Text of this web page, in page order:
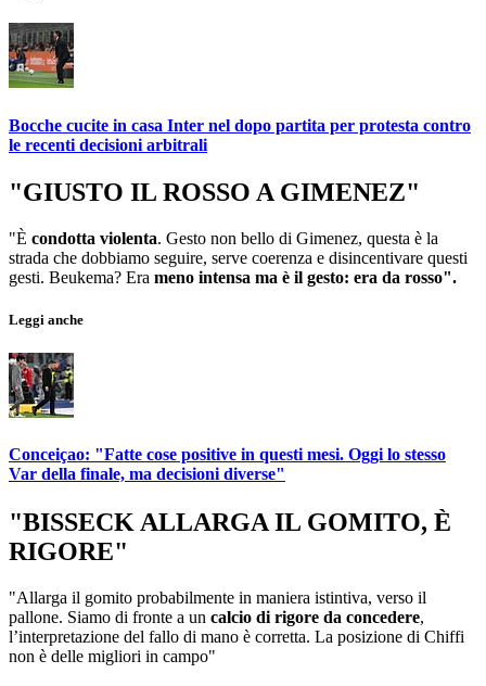
Bocche cucite in casa Inter nel dopo partita per protesta contro
le recenti decisioni arbitrali
"GIUSTO IL ROSSO A GIMENEZ"
"È condotta violenta. Gesto non bello di Gimenez, questa è la
strada che dobbiamo seguire, serve coerenza e disincentivare questi
gesti. Beukema? Era meno intensa ma è il gesto: era da rosso".
Leggi anche
Conceiçao: "Fatte cose positive in questi mesi. Oggi lo stesso
Var della finale, ma decisioni diverse"
"BISSECK ALLARGA IL GOMITO, È
RIGORE"
"Allarga il gomito probabilmente in maniera istintiva, verso il
pallone. Siamo di fronte a un calcio di rigore da concedere,
l’interpretazione del fallo di mano è corretta. La posizione di Chiffi
non è delle migliori in campo"